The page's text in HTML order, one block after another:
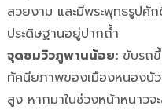
สวยงาม และมีพระพุทธรูปศั
ประดิษฐานอยู่ปากถ้ำ
จุดชมวิวภูพานน้อย: ขับรถ
ทัศนียภาพของเมืองหนองบั
สูง หากมาในช่วงหน้าหนาวจ